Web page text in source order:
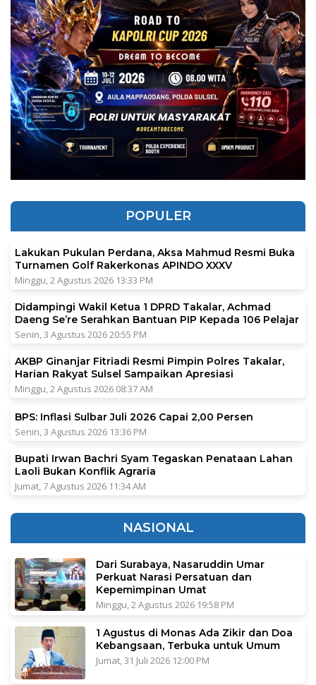
POPULER
Lakukan Pukulan Perdana, Aksa Mahmud Resmi Buka
Turnamen Golf Rakerkonas APINDO XXXV
Minggu, 2 Agustus 2026 13:33 PM
Didampingi Wakil Ketua 1 DPRD Takalar, Achmad
Daeng Se’re Serahkan Bantuan PIP Kepada 106 Pelajar
Senin, 3 Agustus 2026 20:55 PM
AKBP Ginanjar Fitriadi Resmi Pimpin Polres Takalar,
Harian Rakyat Sulsel Sampaikan Apresiasi
Minggu, 2 Agustus 2026 08:37 AM
BPS: Inflasi Sulbar Juli 2026 Capai 2,00 Persen
Senin, 3 Agustus 2026 13:36 PM
Bupati Irwan Bachri Syam Tegaskan Penataan Lahan
Laoli Bukan Konflik Agraria
Jumat, 7 Agustus 2026 11:34 AM
NASIONAL
Dari Surabaya, Nasaruddin Umar
Perkuat Narasi Persatuan dan
Kepemimpinan Umat
Minggu, 2 Agustus 2026 19:58 PM
1 Agustus di Monas Ada Zikir dan Doa
Kebangsaan, Terbuka untuk Umum
Jumat, 31 Juli 2026 12:00 PM